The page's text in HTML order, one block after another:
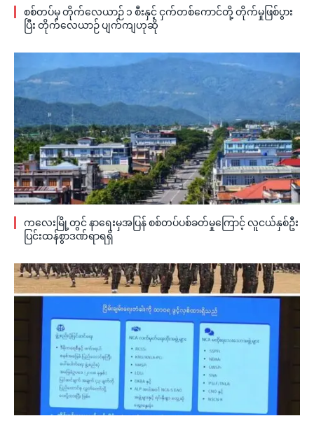
စစ်တပ်မှ တိုက်လေယာဉ် ၁ စီးနှင့် ငှက်တစ်ကောင်တို့ တိုက်မှုဖြစ်ပွား
ပြီး တိုက်လေယာဉ် ပျက်ကျဟုဆို
ကလေးမြို့တွင် နာရေးမှအပြန် စစ်တပ်ပစ်ခတ်မှုကြောင့် လူငယ်နှစ်ဦး
ပြင်းထန်စွာဒဏ်ရာရရှိ